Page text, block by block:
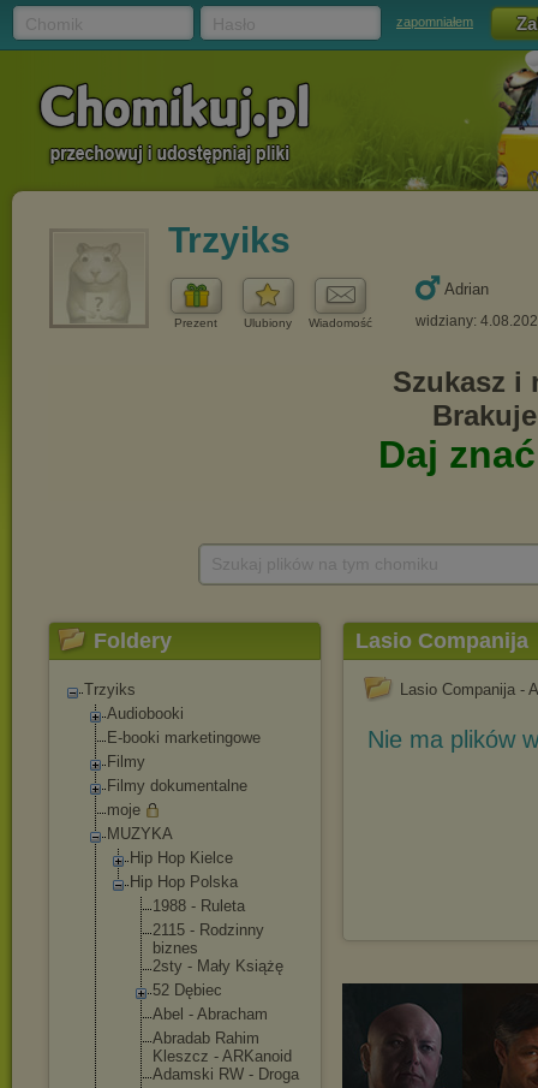
zapomniałem
Trzyiks
Prezent Ulubiony Wiadomość
Adrian
widziany:
Foldery
Trzyiks
Audiobooki
E-booki marketingowe
Filmy
Filmy dokumentalne
moje
MUZYKA
Hip Hop Kielce
Hip Hop Polska
1988 - Ruleta
2115 - Rodzinny
biznes
2sty - Mały Książę
52 Dębiec
Abel - Abracham
Abradab Rahim
Kleszcz - ARKanoid
Adamski RW - Droga
Lasio Companija
Lasio Companija -
Nie ma plików